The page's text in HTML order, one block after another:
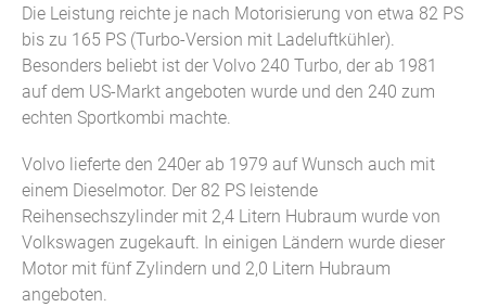
Die Leistung reichte je nach Motorisierung von etwa 82 PS
bis zu 165 PS (Turbo-Version mit Ladeluftkühler).
Besonders beliebt ist der Volvo 240 Turbo, der ab 1981
auf dem US-Markt angeboten wurde und den 240 zum
echten Sportkombi machte.
Volvo lieferte den 240er ab 1979 auf Wunsch auch mit
einem Dieselmotor. Der 82 PS leistende
Reihensechszylinder mit 2,4 Litern Hubraum wurde von
Volkswagen zugekauft. In einigen Ländern wurde dieser
Motor mit fünf Zylindern und 2,0 Litern Hubraum
angeboten.